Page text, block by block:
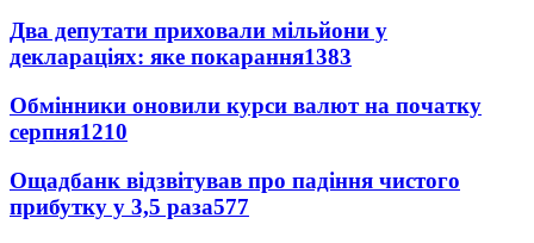
Два депутати приховали мільйони у
деклараціях: яке покарання1383
Обмінники оновили курси валют на початку
серпня1210
Ощадбанк відзвітував про падіння чистого
прибутку у 3,5 раза577